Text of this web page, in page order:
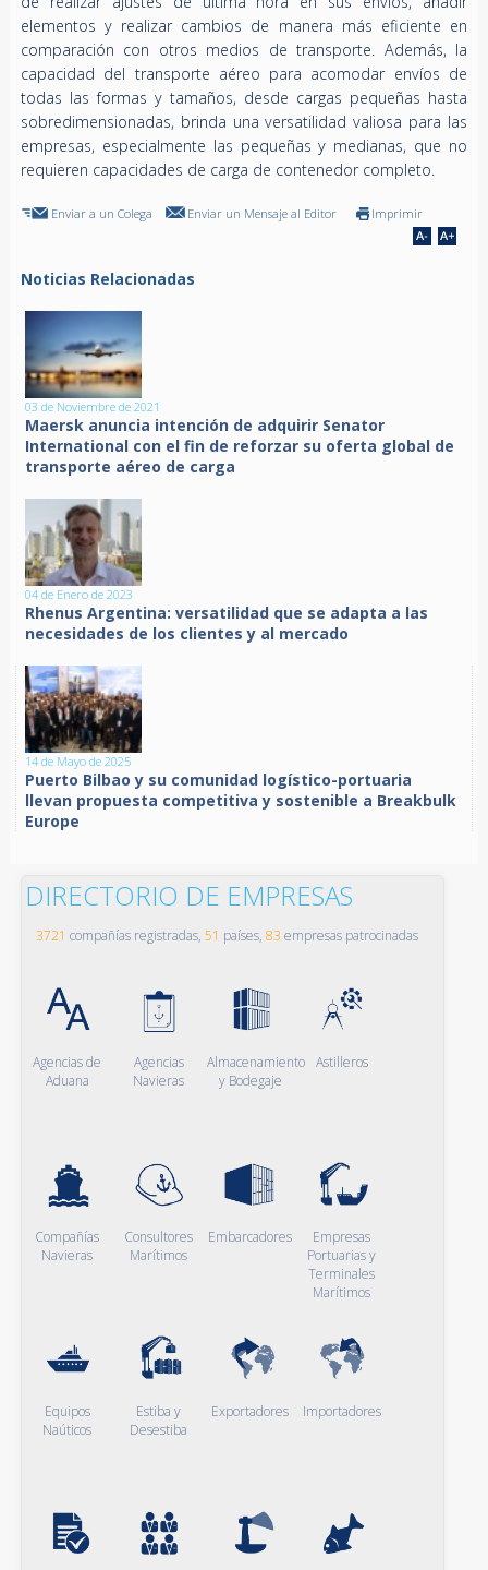
elementos y realizar cambios de manera más eficiente en
comparación con otros medios de transporte. Además, la
capacidad del transporte aéreo para acomodar envíos de
todas las formas y tamaños, desde cargas pequeñas hasta
sobredimensionadas, brinda una versatilidad valiosa para las
empresas, especialmente las pequeñas y medianas, que no
requieren capacidades de carga de contenedor completo.
Enviar a un Colega Enviar un Mensaje al Editor Imprimir
Noticias Relacionadas
03 de Noviembre de 2021
Maersk anuncia intención de adquirir Senator
International con el fin de reforzar su oferta global de
transporte aéreo de carga
04 de Enero de 2023
Rhenus Argentina: versatilidad que se adapta a las
necesidades de los clientes y al mercado
14 de Mayo de 2025
Puerto Bilbao y su comunidad logístico-portuaria
llevan propuesta competitiva y sostenible a Breakbulk
Europe
DIRECTORIO DE EMPRESAS
3721 compañías registradas, 51 países, 83 empresas patrocinadas
Agencias de
Aduana
Agencias
Navieras
Almacenamiento
y Bodegaje
Astilleros
Compañías
Navieras
Consultores
Marítimos
Embarcadores
Empresas
Portuarias y
Terminales
Marítimos
Equipos
Naúticos
Estiba y
Desestiba
Exportadores Importadores